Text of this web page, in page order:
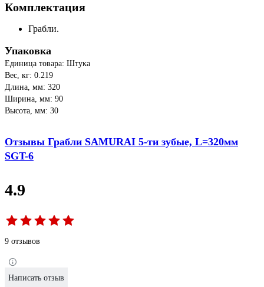
Комплектация
Грабли.
Упаковка
Единица товара: Штука
Вес, кг: 0.219
Длина, мм: 320
Ширина, мм: 90
Высота, мм: 30
Отзывы Грабли SAMURAI 5-ти зубые, L=320мм
SGT-6
4.9
9 отзывов
Написать отзыв